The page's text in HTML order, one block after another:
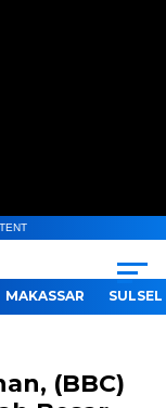
MAKASSAR SULSEL
(BBC)